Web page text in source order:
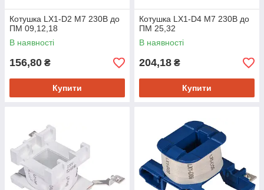
Котушка LX1-D2 M7 230B до
ПМ 09,12,18
В наявності
156,80 ₴
Купити
Котушка LX1-D4 M7 230B до
ПМ 25,32
В наявності
204,18 ₴
Купити